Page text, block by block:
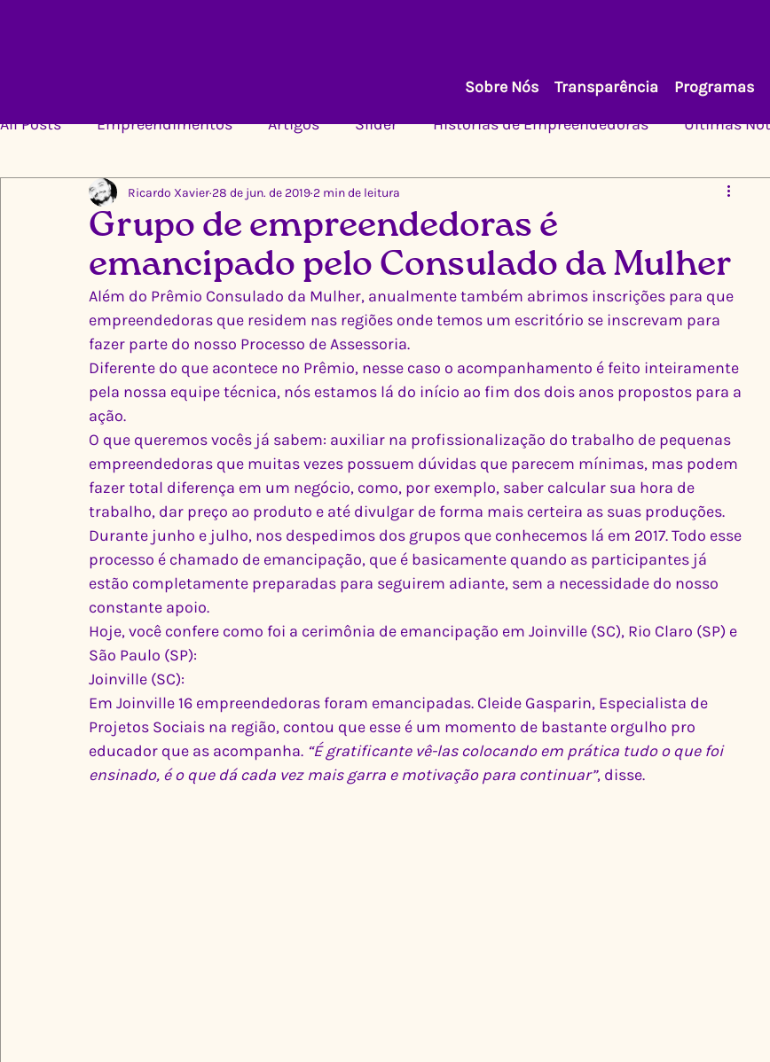
Sobre Nós Transparência Programas
All Posts
Empreendimentos Artigos Slider Histórias de Empreendedoras Últimas
Grupo de empreendedoras é
emancipado pelo Consulado da Mulher
Ricardo Xavier28 de jun. de 20192 min de leitura
Além do Prêmio Consulado da Mulher, anualmente também abrimos inscrições para que
empreendedoras que residem nas regiões onde temos um escritório se inscrevam para
fazer parte do nosso Processo de Assessoria.
Diferente do que acontece no Prêmio, nesse caso o acompanhamento é feito inteiramente
pela nossa equipe técnica, nós estamos lá do início ao fim dos dois anos propostos para a
ação.
O que queremos vocês já sabem: auxiliar na profissionalização do trabalho de pequenas
empreendedoras que muitas vezes possuem dúvidas que parecem mínimas, mas podem
fazer total diferença em um negócio, como, por exemplo, saber calcular sua hora de
trabalho, dar preço ao produto e até divulgar de forma mais certeira as suas produções.
Durante junho e julho, nos despedimos dos grupos que conhecemos lá em 2017. Todo esse
processo é chamado de emancipação, que é basicamente quando as participantes já
estão completamente preparadas para seguirem adiante, sem a necessidade do nosso
constante apoio.
Hoje, você confere como foi a cerimônia de emancipação em Joinville (SC), Rio Claro (SP) e
São Paulo (SP):
Joinville (SC):
Em Joinville 16 empreendedoras foram emancipadas. Cleide Gasparin, Especialista de
Projetos Sociais na região, contou que esse é um momento de bastante orgulho pro
educador que as acompanha. “É gratificante vê-las colocando em prática tudo o que foi
ensinado, é o que dá cada vez mais garra e motivação para continuar”, disse.